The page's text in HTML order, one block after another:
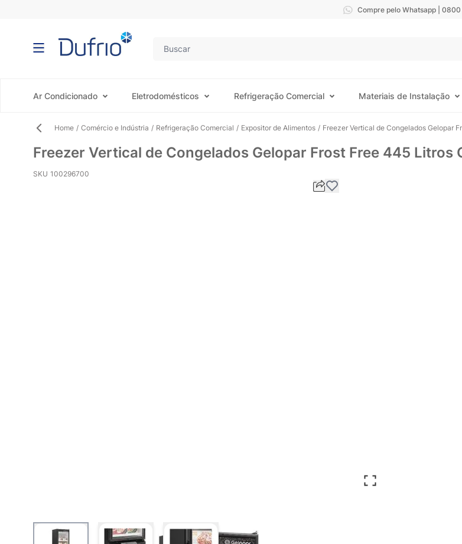
Compre pelo Whatsapp |
Ar Condicionado Eletrodomésticos Refrigeração Comercial Materiais de Instalação
Home / Comércio e Indústria / Refrigeração Comercial / Expositor de Alimentos / Freezer Vertical de Congelados Gelopar
Freezer Vertical de Congelados Gelopar Frost Free 445 Litros
SKU 100296700
View larger imageView larger imageView larger image